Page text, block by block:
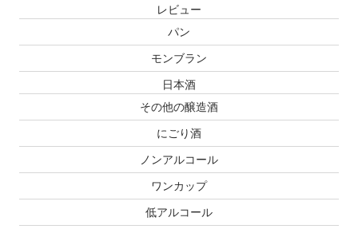
レビュー
パン
モンブラン
日本酒
その他の醸造酒
にごり酒
ノンアルコール
ワンカップ
低アルコール